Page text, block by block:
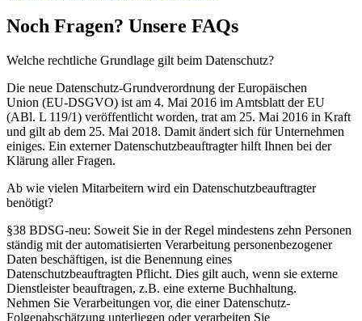
Noch Fragen? Unsere FAQs
Welche rechtliche Grundlage gilt beim Datenschutz?
Die neue Datenschutz-Grundverordnung der Europäischen
Union (EU-DSGVO) ist am 4. Mai 2016 im Amtsblatt der EU
(ABl. L 119/1) veröffentlicht worden, trat am 25. Mai 2016 in Kraft
und gilt ab dem 25. Mai 2018. Damit ändert sich für Unternehmen
einiges. Ein externer Datenschutzbeauftragter hilft Ihnen bei der
Klärung aller Fragen.
Ab wie vielen Mitarbeitern wird ein Datenschutzbeauftragter
benötigt?
§38 BDSG-neu: Soweit Sie in der Regel mindestens zehn Personen
ständig mit der automatisierten Verarbeitung personenbezogener
Daten beschäftigen, ist die Benennung eines
Datenschutzbeauftragten Pflicht. Dies gilt auch, wenn sie externe
Dienstleister beauftragen, z.B. eine externe Buchhaltung.
Nehmen Sie Verarbeitungen vor, die einer Datenschutz-
Folgenabschätzung unterliegen oder verarbeiten Sie